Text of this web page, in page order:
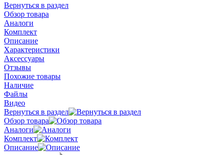
Вернуться в раздел
Обзор товара
Аналоги
Комплект
Описание
Характеристики
Аксессуары
Отзывы
Похожие товары
Наличие
Файлы
Видео
Вернуться в раздел
Обзор товара
Аналоги
Комплект
Описание